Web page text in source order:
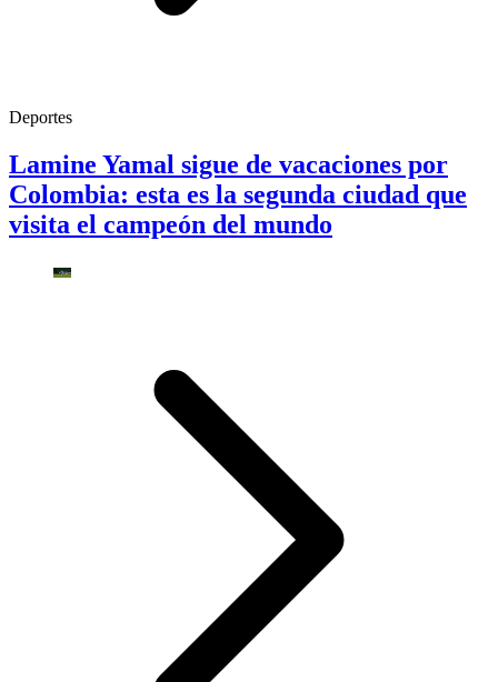
Deportes
Lamine Yamal sigue de vacaciones por
Colombia: esta es la segunda ciudad que
visita el campeón del mundo